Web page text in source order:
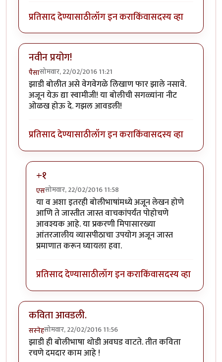
प्रतिसाद देण्यासाठीलॉग इन कराकिंवासदस्य व्हा
नवीन प्रयोग!
पैसासोमवार, 22/02/2016 11:21
झाडी बोलीत असे वेगवेगळे लिखाण फार झाले नसावे.
अजून येऊ द्या स्वामीजी! या बोलीची सगळ्यांना नीट
ओळख होऊ दे. गझल आवडली!
प्रतिसाद देण्यासाठीलॉग इन कराकिंवासदस्य व्हा
+१
एससोमवार, 22/02/2016 11:58
In reply toनवीन प्रयोग!byपैसा
या व अशा इतरही बोलीभाषांमध्ये अजून लेखन होणे
आणि ते जास्तीत जास्त वाचकांपर्यंत पोहोचणे
आवश्यक आहे. या प्रकरणी मिपासारख्या
आंतरजालीय व्यासपीठाचा उपयोग अजून जास्त
प्रमाणात करून घ्यायला हवा.
प्रतिसाद देण्यासाठीलॉग इन कराकिंवासदस्य व्हा
कविता आवडली.
सस्नेहसोमवार, 22/02/2016 11:56
झाडी ही बोलीभाषा थोडी अवघड वाटते. तीत कविता
रचणे दमदार काम आहे !